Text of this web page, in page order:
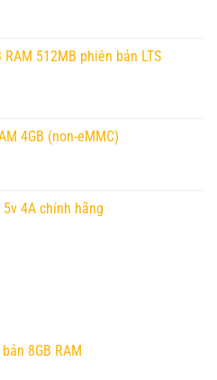
512MB phiên bản LTS
4GB (non-eMMC)
5v 4A chính hãng
8GB RAM